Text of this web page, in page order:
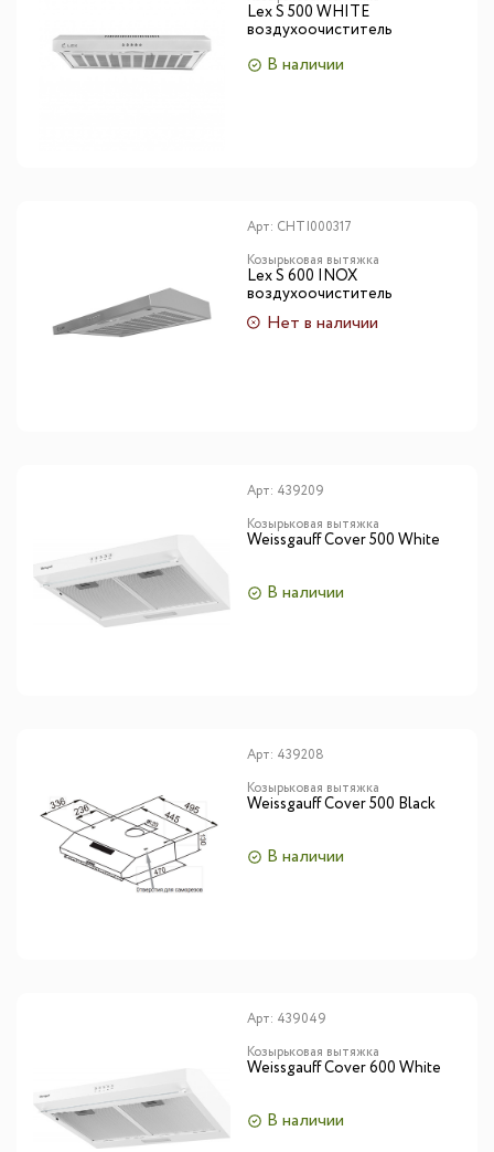
Lex S 500 WHITE
воздухоочиститель
В наличии
Арт: CHTI000317
Козырьковая вытяжка
Lex S 600 INOX
воздухоочиститель
Нет в наличии
Арт: 439209
Козырьковая вытяжка
Weissgauff Cover 500 White
В наличии
Арт: 439208
Козырьковая вытяжка
Weissgauff Cover 500 Black
В наличии
Арт: 439049
Козырьковая вытяжка
Weissgauff Cover 600 White
В наличии